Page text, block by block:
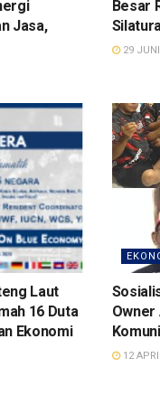
Jasa,
Besar
29 JUNI
Laut
16 Duta
Ekonomi
Owner
12